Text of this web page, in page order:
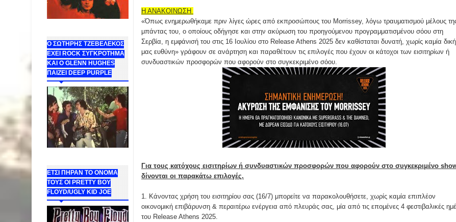
Ο ΣΩΤΗΡΗΣ ΤΖΕΒΕΛΕΚΟΣ
ΕΧΕΙ ROCK ΣΥΓΚΡΟΤΗΜΑ
ΚΑΙ Ο GLENN HUGHES
ΠΑΙΖΕΙ DEEP PURPLE
ΕΤΣΙ ΠΗΡΑΝ ΤΟ ΟΝΟΜΑ
ΤΟΥΣ ΟΙ PRETTY BOY
FLOYD/UGLY KID JOE
Η ΑΝΑΚΟΙΝΩΣΗ
«Όπως ενημερωθήκαμε πριν λίγες ώρες από εκπροσώπους του Morrissey, λόγω τραυματισμού μέλους
μπάντας του, ο οποίους οδήγησε και στην ακύρωση του προηγούμενου προγραμματισμένου σόου στη
Σερβία, η εμφάνισή του στις 16 Ιουλίου στο Release Athens 2025 δεν καθίσταται δυνατή, χωρίς καμία δική
μας ευθύνη» γράφουν σε ανάρτηση και παραθέτουν τις επιλογές που έχουν οι κάτοχοι των εισιτηρίων ή
συνδυαστικών προσφορών που αφορούν στο συγκεκριμένο σόου.
Για τους κατόχους εισιτηρίων ή συνδυαστικών προσφορών που αφορούν στο συγκεκριμένο
δίνονται οι παρακάτω επιλογές.
1. Κάνοντας χρήση του εισιτηρίου σας (16/7) μπορείτε να παρακολουθήσετε, χωρίς καμία επιπλέον
οικονομική επιβάρυνση & περαιτέρω ενέργεια από πλευράς σας, μία από τις επομένες 4 φεστιβαλικές
του Release Athens 2025.